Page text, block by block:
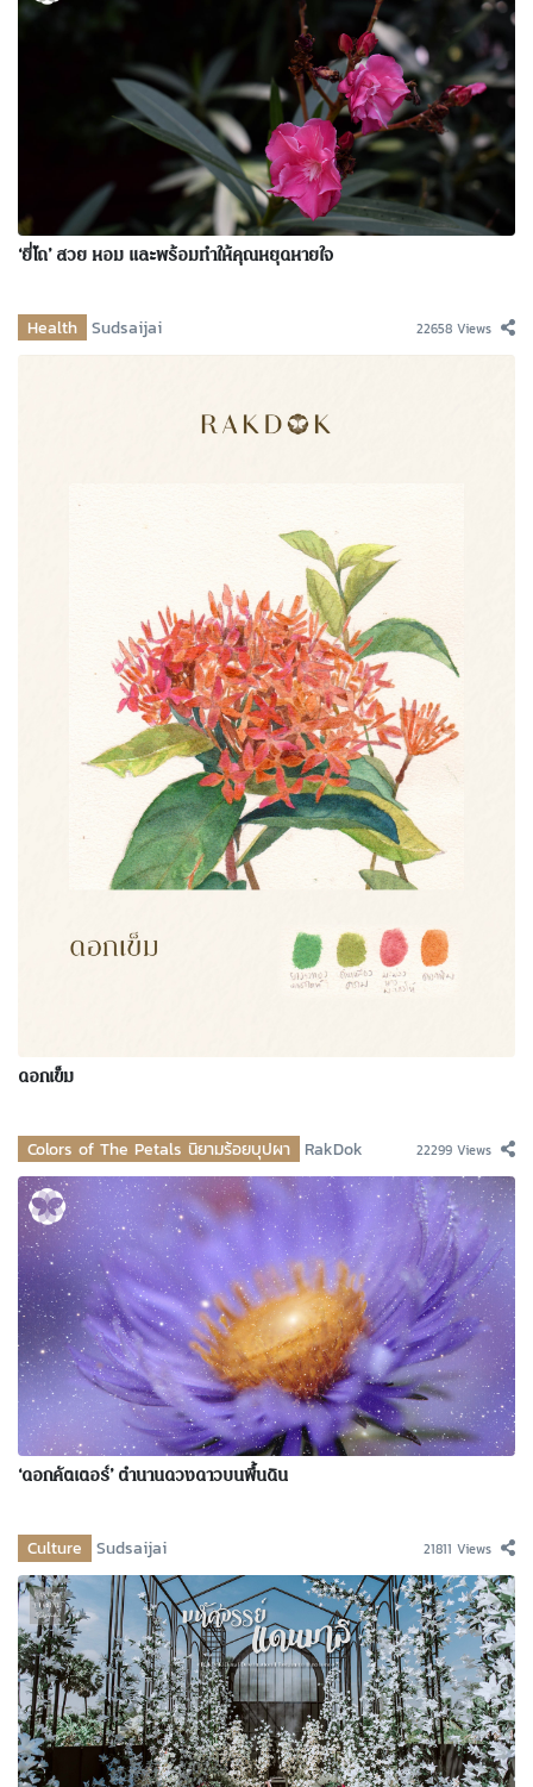
‘ยี่โถ’ สวย หอม และพร้อมทำให้คุณหยุดหายใจ
Health Sudsaijai 22658 Views
ดอกเข็ม
Colors of The Petals นิยามร้อยบุปผา RakDok 22299 Views
‘ดอกคัตเตอร์’ ตำนานดวงดาวบนพื้นดิน
Culture Sudsaijai 21811 Views